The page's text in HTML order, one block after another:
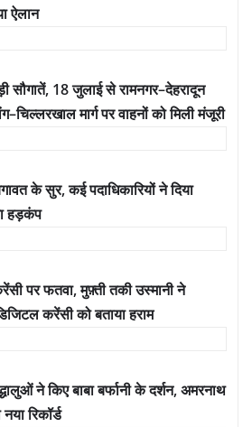
ऐलान
सौगातें, 18 जुलाई से रामनगर–देहरादून
मार्ग पर वाहनों को मिली मंजूरी
के सुर, कई पदाधिकारियों ने दिया
हड़कंप
पर फतवा, मुफ़्ती तकी उस्मानी ने
करेंसी को बताया हराम
ने किए बाबा बर्फानी के दर्शन, अमरनाथ
रिकॉर्ड